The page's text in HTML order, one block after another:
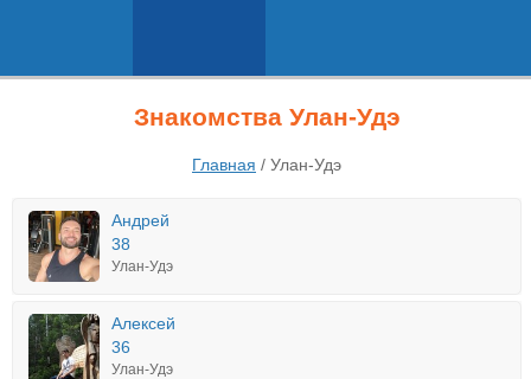
Знакомства Улан-Удэ
Главная / Улан-Удэ
Андрей
38
Улан-Удэ
Алексей
36
Улан-Удэ